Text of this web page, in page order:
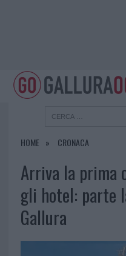
HOME CRONACA
Arriva la prima
gli hotel: parte
Gallura